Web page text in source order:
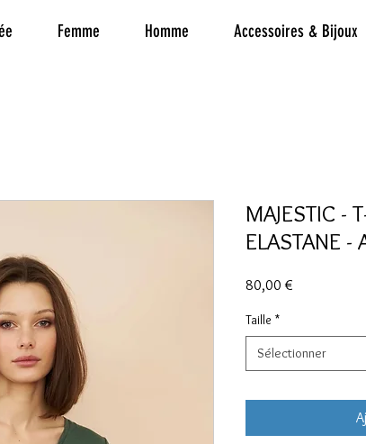
Femme Homme Accessoires & Bijoux
MAJESTIC -
ELASTANE -
80,00 €
Taille *
Sélectionner